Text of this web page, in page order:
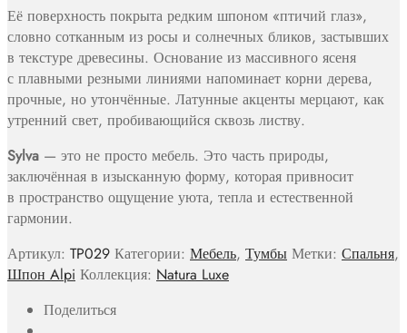
Её поверхность покрыта редким шпоном «птичий глаз»,
словно сотканным из росы и солнечных бликов, застывших
в текстуре древесины. Основание из массивного ясеня
с плавными резными линиями напоминает корни дерева,
прочные, но утончённые. Латунные акценты мерцают, как
утренний свет, пробивающийся сквозь листву.
Sylva — это не просто мебель. Это часть природы,
заключённая в изысканную форму, которая привносит
в пространство ощущение уюта, тепла и естественной
гармонии.
Артикул: TP029 Категории: Мебель, Тумбы Метки: Спальня,
Шпон Alpi Коллекция: Natura Luxe
Поделиться